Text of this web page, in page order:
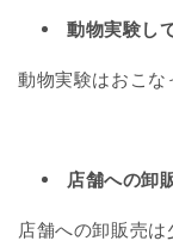
動物実験し
動物実験はおこな
店舗への卸
店舗への卸販売